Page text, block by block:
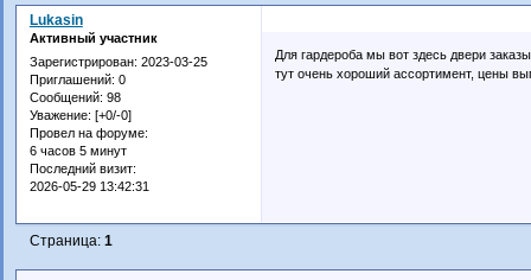
Lukasin
Активный участник
Зарегистрирован: 2023-03-25
Приглашений: 0
Сообщений: 98
Уважение: [+0/-0]
Провел на форуме:
6 часов 5 минут
Последний визит:
2026-05-29 13:42:31
Для гардероба мы вот здесь двери
тут очень хороший ассортимент, цены
Страница: 1